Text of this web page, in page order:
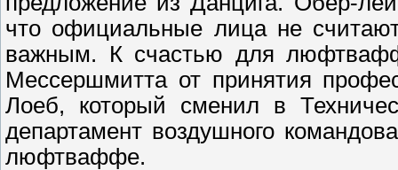
что официальные лица не
важным. К счастью для
Мессершмитта от принятия
Лоеб, который сменил в
департамент воздушного
люфтваффе.